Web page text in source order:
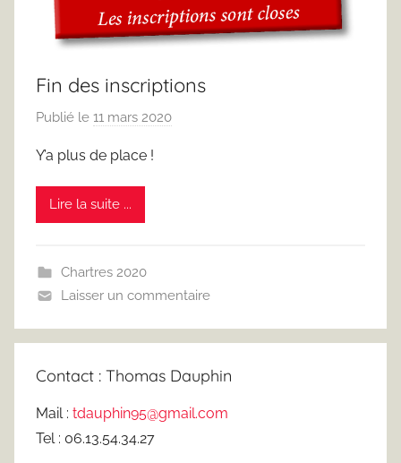
Fin des inscriptions
Publié le 11 mars 2020
u
s
Y’a plus de place !
Lire la suite ...
Chartres 2020
Laisser un commentaire
Contact : Thomas Dauphin
Mail : tdauphin95@gmail.com
Tel : 06.13.54.34.27